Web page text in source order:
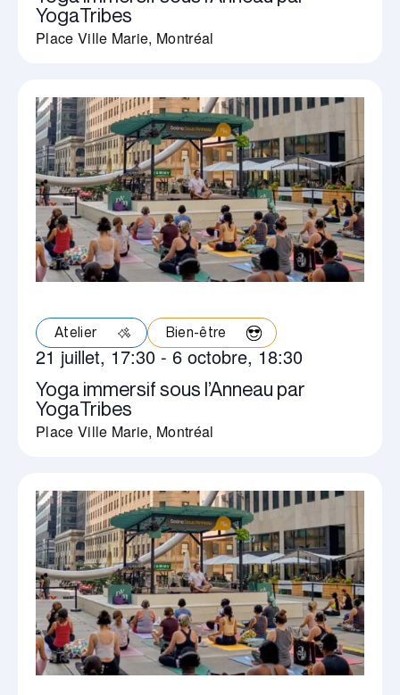
YogaTribes
Place Ville Marie, Montréal
Yoga immersif sous l’Anneau par
YogaTribes
21 juillet, 17:30-6 octobre, 18:30
Place Ville Marie, Montréal
Atelier Bien-être